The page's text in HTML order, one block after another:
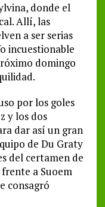
donde el
Allí, las
a ser serias
incuestionable
domingo
por los goles
y los dos
dar así un gran
de Du Graty
del certamen de
a Suoem
consagró